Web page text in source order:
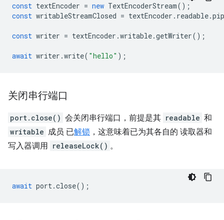
const textEncoder = new TextEncoderStream();
const writableStreamClosed = textEncoder . readable.
const writer = textEncoder .writable.getWriter();
await writer .write( "hello" );
关闭串行端口
port.close() 会关闭串行端口，前提是其 readable 和
writable 成员 已解锁 ，这意味着已为其各自的 读取器和
写入器调用 releaseLock() 。
await port.close();